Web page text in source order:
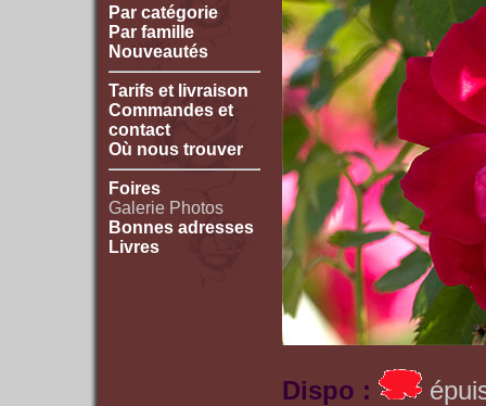
Par catégorie
Par famille
Nouveautés
Tarifs et livraison
Commandes et
contact
Où nous trouver
Foires
Galerie Photos
Bonnes adresses
Livres
Dispo :